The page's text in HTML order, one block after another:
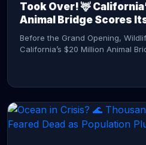
Took Over! 🦌
Animal Bridge Scores
Before the Grand Opening,
California’s $20 Million Animal